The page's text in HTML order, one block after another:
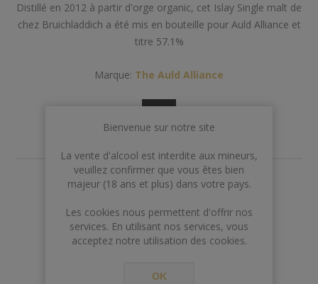
Distillé en 2012 à partir d'orge organic, cet Islay Single malt de
chez Bruichladdich a été mis en bouteille pour Auld Alliance et
titre 57.1%
Marque: The Auld Alliance
€218,00
AJOUTER AU PANIER
Bienvenue sur notre site
La vente d'alcool est interdite aux mineurs,
veuillez confirmer que vous êtes bien
majeur (18 ans et plus) dans votre pays.
Les cookies nous permettent d'offrir nos
services. En utilisant nos services, vous
acceptez notre utilisation des cookies.
OK